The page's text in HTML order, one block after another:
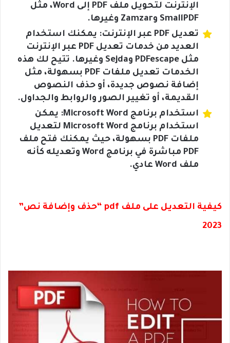
الإنترنت لتحويل ملف PDF إلى Word، مثل
SmallPDF وZamzar وغيرها.
تعديل PDF عبر الإنترنت: يمكنك استخدام
العديد من خدمات تعديل PDF عبر الإنترنت
مثل PDFescape وSejda وغيرها. تتيح لك هذه
الخدمات تعديل ملفات PDF بسهولة، مثل
إضافة نصوص جديدة، أو حذف النصوص
القديمة، أو تغيير الصور والروابط والجداول.
استخدام برنامج Microsoft Word: يمكن
استخدام برنامج Microsoft Word لتعديل
ملفات PDF بسهولة، حيث يمكنك فتح ملف
PDF مباشرة في برنامج Word وتعديله كأنه
ملف Word عادي.
كيفية التعديل على ملف pdf “حذف وإضافة نص”
2023